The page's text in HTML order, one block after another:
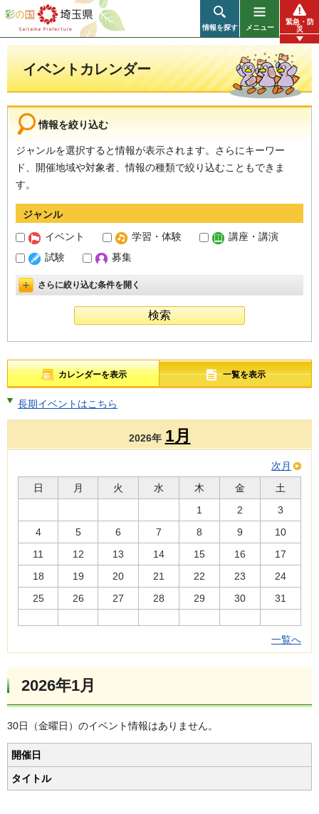
彩の国 埼玉県
情報を探す メニュー
緊急・防
災
イベントカレンダー
情報を絞り込む
ジャンルを選択すると情報が表示されます。さらにキーワー
ド、開催地域や対象者、情報の種類で絞り込むこともできま
す。
ジャンル
イベント
学習・体験
講座・講演
試験
募集
詳細設定を開く
さらに絞り込む条件を開く
カレンダーを表示 一覧を表示
長期イベントはこちら
2026年 1月
次月
日
月 火 水 木 金
土
1
2
3
4
5 6 7 8 9
10
11
12 13 14 15 16
17
18
19 20 21 22 23
24
25
26 27 28 29 30 31
一覧へ
2026年1月
30日（金曜日）のイベント情報はありません。
開催日
タイトル